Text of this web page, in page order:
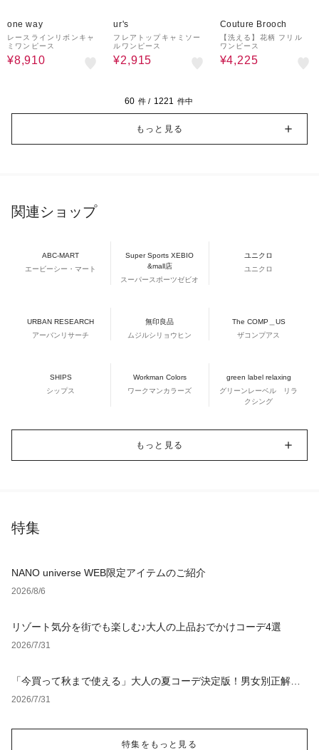
one way
レースラインリボンキャ
ミワンピース
¥8,910
ur's
フレアトップキャミソー
ルワンピース
¥2,915
Couture Brooch
【洗える】花柄 フリル
ワンピース
¥4,225
60 件 / 1221 件中
もっと見る
関連ショップ
ABC-MART
エービーシー・マート
Super Sports XEBIO
&mall店
スーパースポーツゼビオ
ユニクロ
ユニクロ
URBAN RESEARCH
アーバンリサーチ
無印良品
ムジルシリョウヒン
The COMP＿US
ザコンプアス
SHIPS
シップス
Workman Colors
ワークマンカラーズ
green label relaxing
グリーンレーベル リラ
クシング
もっと見る
特集
NANO universe WEB限定アイテムのご紹介
2026/8/6
リゾート気分を街でも楽しむ♪大人の上品おでかけコーデ4選
2026/7/31
「今買って秋まで使える」大人の夏コーデ決定版！男女別正解ス
タイルとNGな着こなし
2026/7/31
特集をもっと見る